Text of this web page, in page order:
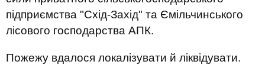
підприємства "Схід-Захід" та Ємільчинського
лісового господарства АПК.
Пожежу вдалося локалізувати й ліквідувати.